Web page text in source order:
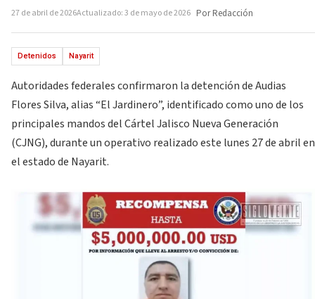
27 de abril de 2026Actualizado: 3 de mayo de 2026 Por Redacción
Detenidos Nayarit
Autoridades federales confirmaron la detención de Audias
Flores Silva, alias “El Jardinero”, identificado como uno de los
principales mandos del Cártel Jalisco Nueva Generación
(CJNG), durante un operativo realizado este lunes 27 de abril en
el estado de Nayarit.